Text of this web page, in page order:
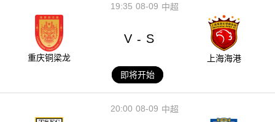
08-09
19:35 中超
重庆铜梁龙
V - S
上海海港
即将开始
08-09
20:00 中超